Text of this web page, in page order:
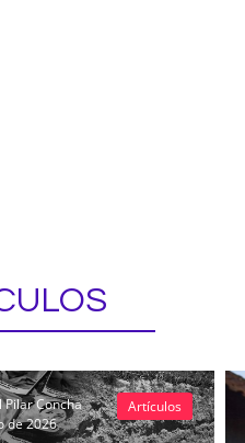
Pilar Concha
de 2026
Artículos